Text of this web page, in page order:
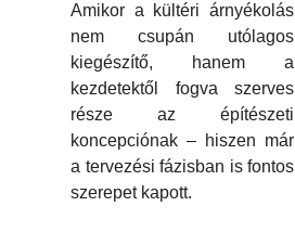
Amikor a kültéri árnyékolás
nem csupán utólagos
kiegészítő, hanem a
kezdetektől fogva szerves
része az építészeti
koncepciónak – hiszen már
a tervezési fázisban is fontos
szerepet kapott.